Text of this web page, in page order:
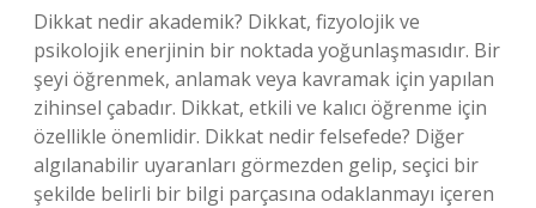
Dikkat nedir akademik? Dikkat, fizyolojik ve
psikolojik enerjinin bir noktada yoğunlaşmasıdır. Bir
şeyi öğrenmek, anlamak veya kavramak için yapılan
zihinsel çabadır. Dikkat, etkili ve kalıcı öğrenme için
özellikle önemlidir. Dikkat nedir felsefede? Diğer
algılanabilir uyaranları görmezden gelip, seçici bir
şekilde belirli bir bilgi parçasına odaklanmayı içeren